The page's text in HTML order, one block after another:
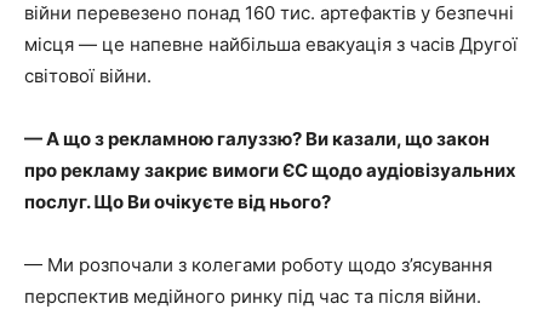
війни перевезено понад 160 тис. артефактів у безпечні
місця — це напевне найбільша евакуація з часів Другої
світової війни.
— А що з рекламною галуззю? Ви казали, що закон
про рекламу закриє вимоги ЄС щодо аудіовізуальних
послуг. Що Ви очікуєте від нього?
— Ми розпочали з колегами роботу щодо з’ясування
перспектив медійного ринку під час та після війни.